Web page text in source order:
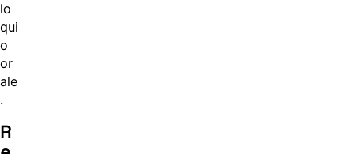
lo
qui
o
or
ale
.
R